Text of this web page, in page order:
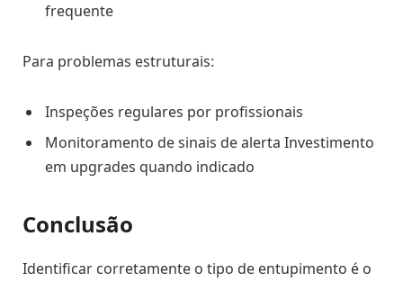
frequente
Para problemas estruturais:
Inspeções regulares por profissionais
Monitoramento de sinais de alerta Investimento
em upgrades quando indicado
Conclusão
Identificar corretamente o tipo de entupimento é o